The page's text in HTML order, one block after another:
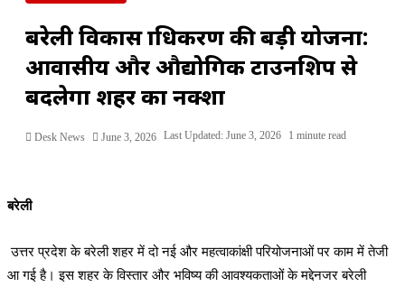
बरेली विकास प्राधिकरण की बड़ी योजना:
आवासीय और औद्योगिक टाउनशिप से
बदलेगा शहर का नक्शा
Desk News June 3, 2026 Last Updated: June 3, 2026 1 minute read
बरेली
उत्तर प्रदेश के बरेली शहर में दो नई और महत्वाकांक्षी परियोजनाओं पर काम में तेजी
आ गई है। इस शहर के विस्तार और भविष्य की आवश्यकताओं के मद्देनजर बरेली